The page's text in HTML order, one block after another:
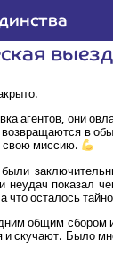
аген­тов, они
в
свою миссию.
неудач пока­зал
что оста­лось
общим
ску­ча­ют. Было